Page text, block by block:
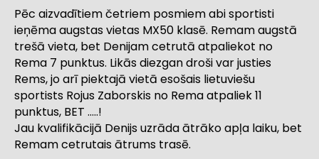
Pēc aizvadītiem četriem posmiem abi sportisti
ieņēma augstas vietas MX50 klasē. Remam augstā
trešā vieta, bet Denijam cetrutā atpaliekot no
Rema 7 punktus. Likās diezgan droši var justies
Rems, jo arī piektajā vietā esošais lietuviešu
sportists Rojus Zaborskis no Rema atpaliek 11
punktus, BET …..!
Jau kvalifikācijā Denijs uzrāda ātrāko apļa laiku, bet
Remam cetrutais ātrums trasē.